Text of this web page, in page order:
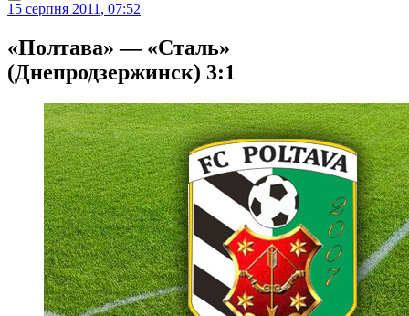
15 серпня 2011, 07:52
«Полтава» — «Сталь»
(Днепродзержинск) 3:1